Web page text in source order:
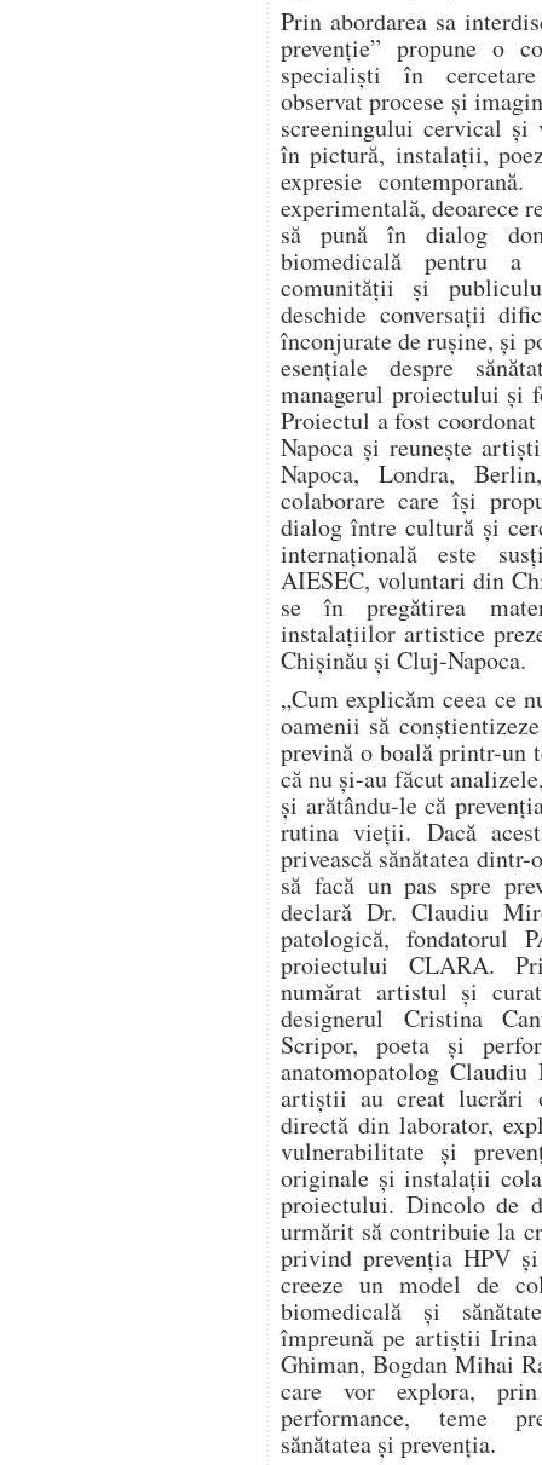
Prin abordarea sa
prevenție” propune o
specialiști în
observat procese și
screeningului cervical și
în pictură, instalații,
expresie
experimentală, deoarece
să pună în dialog
biomedicală pentru a
comunității și
deschide conversații
înconjurate de rușine, și
esențiale despre
managerul proiectului și
Proiectul a fost
Napoca și reunește
Napoca, Londra,
colaborare care își
dialog între cultură și
internațională este
AIESEC, voluntari din
se în pregătirea
instalațiilor artistice
Chișinău și Cluj-Napoca.
„Cum explicăm ceea ce
oamenii să
prevină o boală printr-un
că nu și-au făcut
și arătându-le că
rutina vieții. Dacă
privească sănătatea
să facă un pas spre
declară Dr. Claudiu
patologică, fondatorul
proiectului CLARA.
numărat artistul și
designerul Cristina
Scripor, poeta și
anatomopatolog
artiștii au creat lucrări
directă din laborator,
vulnerabilitate și
originale și instalații
proiectului. Dincolo de
urmărit să contribuie la
privind prevenția HPV
creeze un model de
biomedicală și
împreună pe artiștii
Ghiman, Bogdan Mihai
care vor explora,
performance, teme
sănătatea și prevenția.